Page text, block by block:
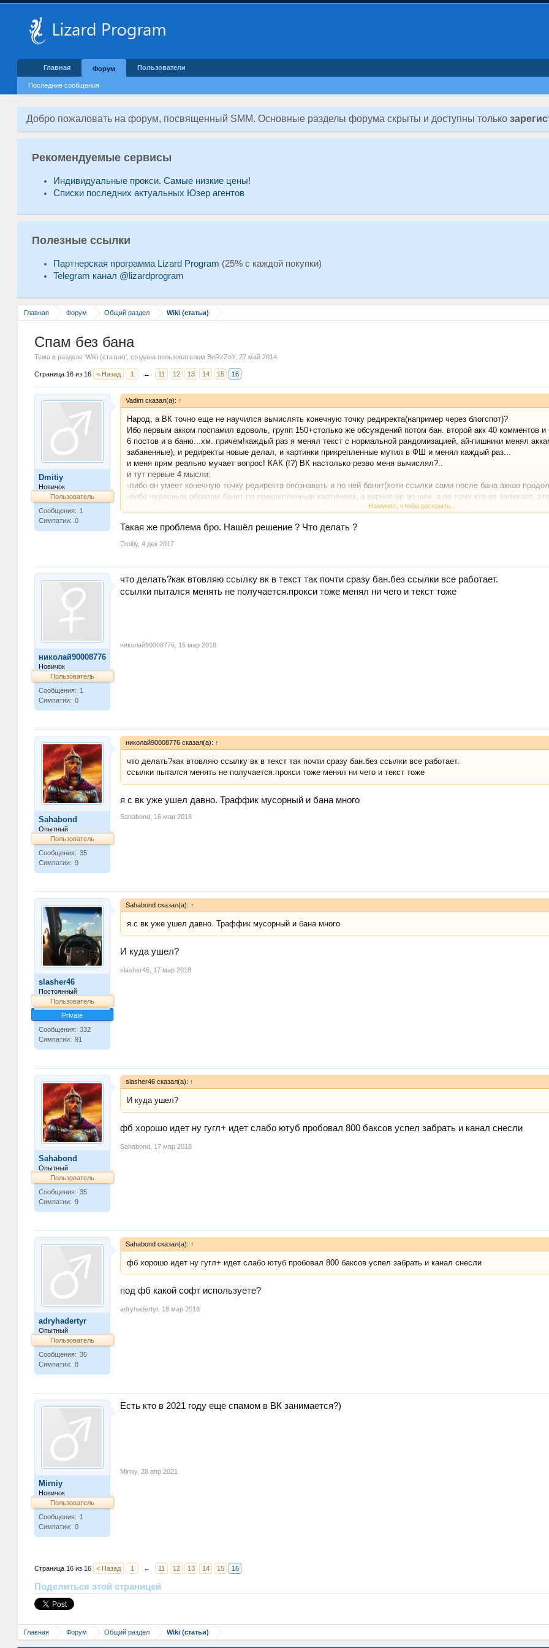
Добро пожаловать на форум, посвященный SMM. Основные разделы форума скрыты и доступны только
Рекомендуемые сервисы
Индивидуальные прокси. Самые низкие цены!
Списки последних актуальных Юзер агентов
Полезные ссылки
Партнерская программа Lizard Program (25% с каждой покупки)
Telegram канал @lizardprogram
Главная Форум Общий раздел Wiki (статьи)
Спам без бана
Тема в разделе 'Wiki (статьи)', создана пользователем BoRzZoY,27 май 2014
Страница 16 из 16 < Назад 1 ← 11 12 13 14 15 16
Dmitiy
Новичок
Пользователь
Сообщения: 1
Симпатии: 0
Vadim сказал(а): ↑
Народ, а ВК точно еще не научился вычислять конечную точку редиректа(например через блогспот)?
Ибо первым акком поспамил вдоволь, групп 150+столько же обсуждений потом бан. второй акк 40 комментов
6 постов и в баню...хм. причем!каждый раз я менял текст с нормальной рандомизацией, ай-пишники менял
забаненные), и редиректы новые делал, и картинки прикрепленные мутил в ФШ и менял каждый раз...
и меня прям реально мучает вопрос! КАК (!?) ВК настолько резво меня вычислял?..
и тут первые 4 мысли:
-либо он умеет конечную точку редиректа опознавать и по ней банит(хотя ссылки сами после бана акков
-либо чудесным образом банит по прикрепленным картинкам, а вернее не по ним, а по тому кто их заливает,
-либо как-то на время пул групп которые я проспамил, у него на время в критичном состоянии что ли и если
-либо -))) люди активно жмут крестик на мой спам!но!я бы первым на это подумал!НО! первыйм акком я 300
понимаю из них не жаловался на мой спам, ибо я его как мне кажется достаточно грамотно приподношу..хотя
Нажмите, чтобы раскрыть...
Такая же проблема бро. Нашёл решение ? Что делать ?
Dmitiy, 4 дек 2017
николай90008776
Новичок
Пользователь
Сообщения: 1
Симпатии: 0
что делать?как втовляю ссылку вк в текст так почти сразу бан.без ссылки все работает.
ссылки пытался менять не получается.прокси тоже менял ни чего и текст тоже
николай90008776 15 мар 2018
Sahabond
Опытный
Пользователь
Сообщения: 35
Симпатии: 9
николай90008776 сказал(а): ↑
что делать?как втовляю ссылку вк в текст так почти сразу бан.без ссылки все работает.
ссылки пытался менять не получается.прокси тоже менял ни чего и текст тоже
я с вк уже ушел давно. Траффик мусорный и бана много
Sahabond 16 мар 2018
slasher46
Постоянный
Пользователь
Private
Сообщения: 332
Симпатии: 91
Sahabond сказал(а): ↑
я с вк уже ушел давно. Траффик мусорный и бана много
И куда ушел?
slasher46 17 мар 2018
Sahabond
Опытный
Пользователь
Сообщения: 35
Симпатии: 9
slasher46 сказал(а): ↑
И куда ушел?
фб хорошо идет ну гугл+ идет слабо ютуб пробовал 800 баксов успел забрать и канал снесли
Sahabond 17 мар 2018
adryhadertyr
Опытный
Пользователь
Сообщения: 35
Симпатии: 8
Sahabond сказал(а): ↑
фб хорошо идет ну гугл+ идет слабо ютуб пробовал 800 баксов успел забрать и канал снесли
под фб какой софт используете?
adryhadertyr, 18 мар 2018
Mirniy
Новичок
Пользователь
Сообщения: 1
Симпатии: 0
Есть кто в 2021 году еще спамом в ВК занимается?)
Mirniy, 28 апр 2021
Страница 16 из 16 < Назад 1 ← 11 12 13 14 15 16
Поделиться этой страницей
Главная Форум Общий раздел Wiki (статьи)
Главная Форум
Последние сообщения
Пользователи